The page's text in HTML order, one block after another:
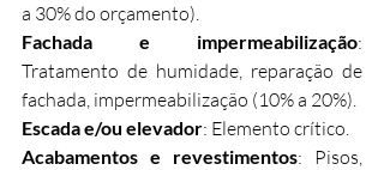
a 30% do orçamento).
Fachada e impermeabilização:
Tratamento de humidade, reparação de
fachada, impermeabilização (10% a 20%).
Escada e/ou elevador: Elemento crítico.
Acabamentos e revestimentos: Pisos,